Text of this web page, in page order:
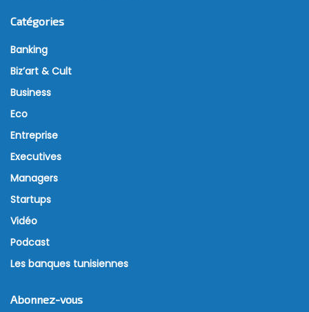
Catégories
Banking
Biz’art & Cult
Business
Eco
Entreprise
Executives
Managers
Startups
Vidéo
Podcast
Les banques tunisiennes
Abonnez-vous